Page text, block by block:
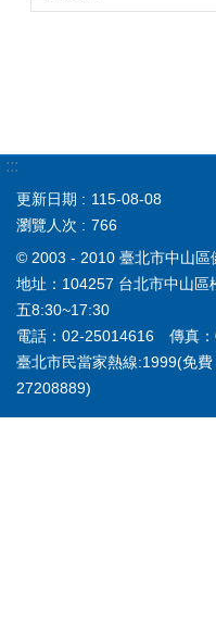
:::
更新日期
115-08-08
瀏覽人次
766
© 2003 - 2010 臺北市中山區
地址：104257 台北市中山
五8:30~17:30
電話：02-25014616 傳真
臺北市民當家熱線:1999(免
27208889)